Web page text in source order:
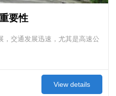
要性
交通发展迅速，尤其是高速公
View details